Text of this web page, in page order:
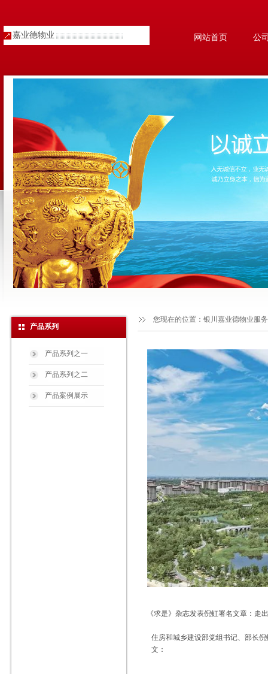
嘉业德物业 网站首页
公
产品系列
产品系列之一
产品系列之二
产品案例展示
您现在的位置： 银川嘉业德物业服
《求是》杂志发表倪虹署名文章：走
住房和城乡建设部党组书记、部长
文：